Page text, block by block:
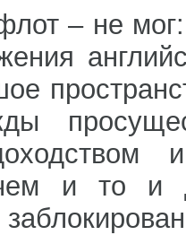
– не
и то и